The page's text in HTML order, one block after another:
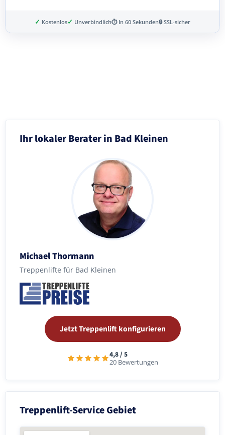
✓ Kostenlos✓ Unverbindlich⏱ In 60 Sekunden🔒 SSL-sicher
Ihr lokaler Berater in Bad Kleinen
Michael Thormann
Treppenlifte für Bad Kleinen
Jetzt Treppenlift konfigurieren
4,8 / 5
20 Bewertungen
Treppenlift-Service Gebiet